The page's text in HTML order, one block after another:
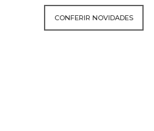
CONFERIR NOVIDADES